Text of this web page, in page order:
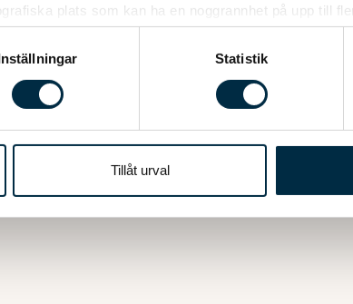
plats som kan ha en noggrannhet på upp till
skanna den för specifika kännetecken
behandlas och ställ in dina preferenser i
från cookie-förklaringen.
vidarebefordrar även sådana identifierare och
som vi samarbetar med. Dessa kan i sin
Statistik
Tillåt urval